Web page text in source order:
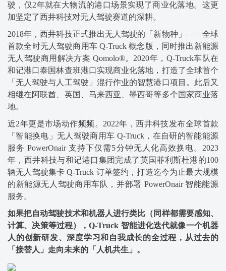
驶，仅2年就在大物流的港口场景实现了商业化落地。这更
加坚定了西井科技对无人驾驶赛道的深耕。
2018年，西井科技正式推出无人驾驶的「新物种」——全球
首款全时无人驾驶商用车 Q-Truck 概念版，同时推出新能源
无人驾驶商用解决方案 Qomolo®。2020年，Q-Truck车队在
和记港口泰国林查班港口实现商业化落地，打造了全球首个
「无人驾驶与人工驾驶」混行作业的智慧港口项目。此后又
相继在阿联酋、英国、马来西亚、墨西哥等多个国家商业落
地。
近2年更是市场动作频频。2022年，西井科技发布全球首款
「智能换电」无人驾驶商用车 Q-Truck，在自研的智能能源
服务 PowerOnair 支持下仅需5分钟无人化高效换电。2023
年，西井科技与和记港口集团完成了英国菲利斯杜港的100
辆无人驾驶集卡 Q-Truck 订单签约，打造迄今为止最大规模
的新能源无人驾驶商用车队，并部署 PowerOnair 智能能源
服务。
如果把自动驾驶技术和机器人进行类比（同样都需要感知、
计算、决策等过程），Q-Truck 智能进化迭代就像一个机器
人的创新研发、深度学习和自我成长的全过程，从过去的
「接替人」走向未来的「人机共生」。